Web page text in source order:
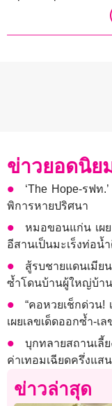
ข่าวยอดนิย
‘The Hope-รฟท
พิการหายปริศนา
หมอขอนแก่น เผ
อีสานเป็นมะเร็งท่อน้
สู้รบชายแดนเมีย
ซ้ำโดนบ้านผู้ใหญ่บ้าน
“คอหวยเช็กด่วน!
เผยเลขเด็ดออกซ้ำ-เล
บุกทลายสถานเลี้ย
ค่าเทอมเฉียดครึ่งแ
ข่าวล่าสุด